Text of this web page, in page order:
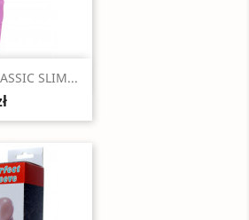
SLIM...